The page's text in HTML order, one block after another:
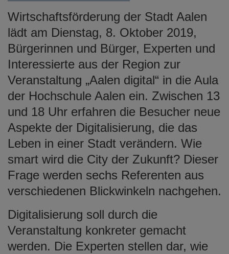
Wirtschaftsförderung der Stadt Aalen
lädt am Dienstag, 8. Oktober 2019,
Bürgerinnen und Bürger, Experten und
Interessierte aus der Region zur
Veranstaltung „Aalen digital“ in die Aula
der Hochschule Aalen ein. Zwischen 13
und 18 Uhr erfahren die Besucher neue
Aspekte der Digitalisierung, die das
Leben in einer Stadt verändern. Wie
smart wird die City der Zukunft? Dieser
Frage werden sechs Referenten aus
verschiedenen Blickwinkeln nachgehen.
Digitalisierung soll durch die
Veranstaltung konkreter gemacht
werden. Die Experten stellen dar, wie